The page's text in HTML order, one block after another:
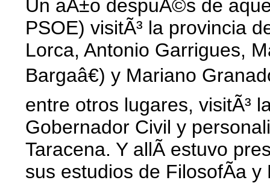
Un aÃ±o despuÃ©s de
PSOE) visitÃ³ la provincia
Lorca, Antonio Garrigues,
Bargaâ€) y Mariano
entre otros lugares, visitÃ³
Gobernador Civil y
Taracena. Y allÃ­ estuvo
sus estudios de FilosofÃ­a